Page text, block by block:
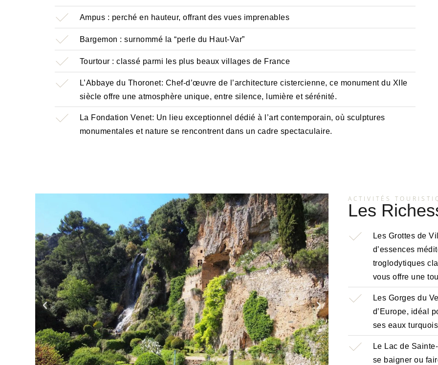
Ampus : perché en hauteur, offrant des vues imprenables
Bargemon : surnommé la “perle du Haut-Var”
Tourtour : classé parmi les plus beaux villages de France
L’Abbaye du Thoronet: Chef-d’œuvre de l’architecture cistercienne, ce monument du XIIe
siècle offre une atmosphère unique, entre silence, lumière et sérénité.
La Fondation Venet: Un lieu exceptionnel dédié à l’art contemporain, où sculptures
monumentales et nature se rencontrent dans un cadre spectaculaire.
ACTIVITÉS
Les
Les Grottes de
d’essences
troglodytiques
vous offre une
Les Gorges du
d’Europe, idéal
ses eaux
Le Lac de
se baigner ou